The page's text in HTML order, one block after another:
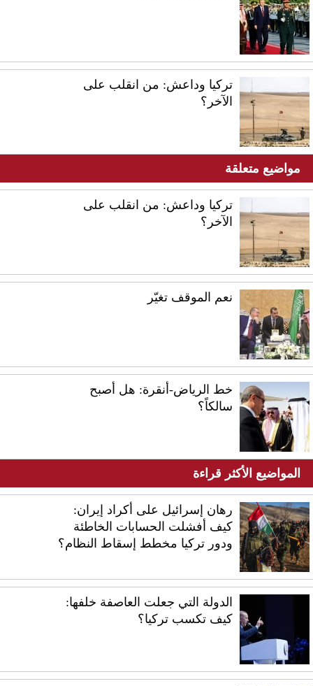
تركيا وداعش: من انقلب على
الآخر؟
مواضيع متعلقة
تركيا وداعش: من انقلب على
الآخر؟
نعم الموقف تغيّر
خط الرياض-أنقرة: هل أصبح
سالكاً؟
المواضيع الأكثر قراءة
رهان إسرائيل على أكراد إيران:
كيف أفشلت الحسابات الخاطئة
ودور تركيا مخطط إسقاط النظام؟
الدولة التي جعلت العاصفة خلفها:
كيف تكسب تركيا؟